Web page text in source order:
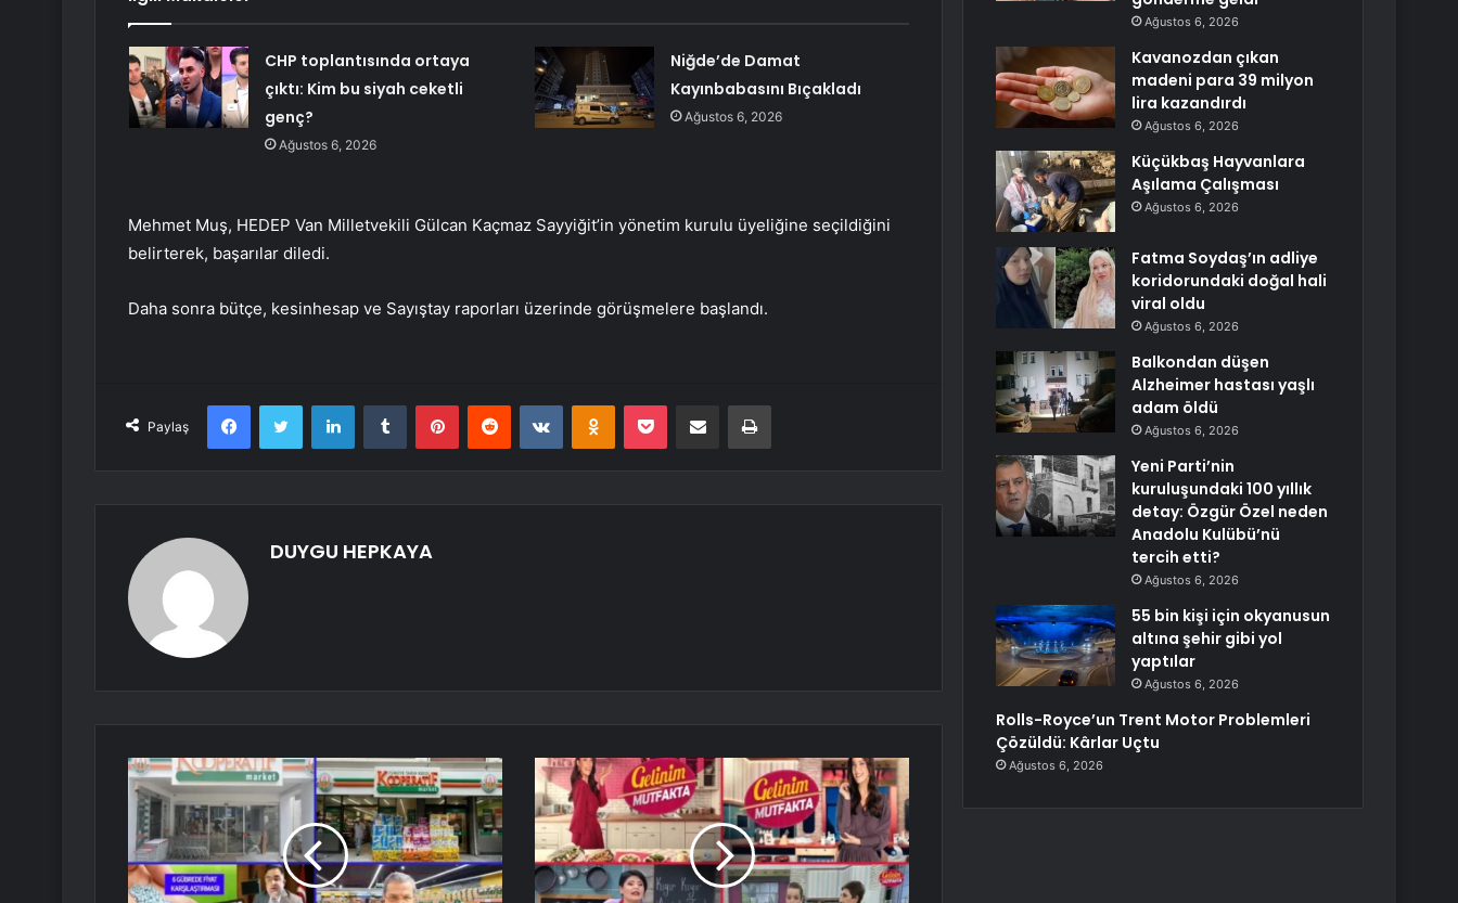
CHP toplantısında ortaya
çıktı: Kim bu siyah ceketli
genç?
Ağustos 6, 2026
Niğde’de Damat
Kayınbabasını Bıçakladı
Ağustos 6, 2026
Mehmet Muş, HEDEP Van Milletvekili Gülcan Kaçmaz Sayyiğit’in yönetim kurulu üyeliğine seçildiğini
belirterek, başarılar diledi.
Daha sonra bütçe, kesinhesap ve Sayıştay raporları üzerinde görüşmelere başlandı.
Paylaş
FacebookTwitter LinkedInTumblr PinterestReddit VKontakteOdnoklassniki
Pocket E-Posta ile paylaş Yazdır
DUYGU HEPKAYA
Ağustos 6, 2026
Kavanozdan çıkan
madeni para 39 milyon
lira kazandırdı
Ağustos 6, 2026
Küçükbaş Hayvanlara
Aşılama Çalışması
Ağustos 6, 2026
Fatma Soydaş’ın adliye
koridorundaki doğal hali
viral oldu
Ağustos 6, 2026
Balkondan düşen
Alzheimer hastası yaşlı
adam öldü
Ağustos 6, 2026
Yeni Parti’nin
kuruluşundaki 100 yıllık
detay: Özgür Özel neden
Anadolu Kulübü’nü
tercih etti?
Ağustos 6, 2026
55 bin kişi için okyanusun
altına şehir gibi yol
yaptılar
Ağustos 6, 2026
Rolls-Royce’un Trent Motor Problemleri
Çözüldü: Kârlar Uçtu
Ağustos 6, 2026